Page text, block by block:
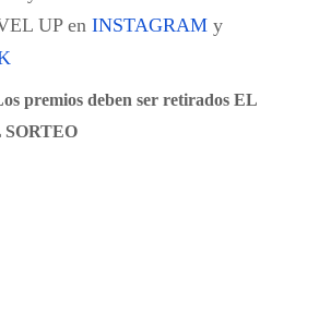
UP en INSTAGRAM y
premios deben ser retirados EL